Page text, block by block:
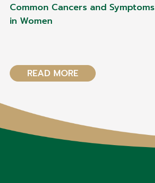
Common Cancers and Symptoms
in Women
READ MORE